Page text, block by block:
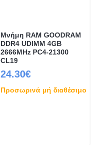
Μνήμη RAM GOODRAM
DDR4 UDIMM 4GB
2666MHz PC4-21300
CL19
24.30€
Προσωρινά μή διαθέσιμο